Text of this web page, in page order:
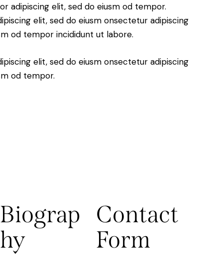
adipiscing elit, sed do eiusm od tempor.
elit, sed do eiusm onsectetur adipiscing
od tempor incididunt ut labore.
elit, sed do eiusm onsectetur adipiscing
od tempor.
Biograp
hy
Contact
Form